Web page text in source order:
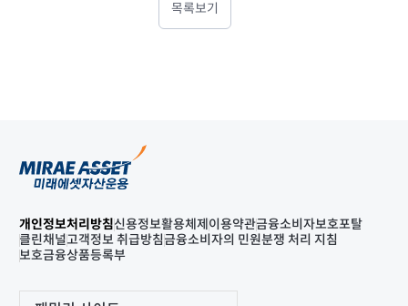
목록보기
개인정보처리방침신용정보활용체제 이용약관금융소비자보호포탈
클린채널고객정보 취급방침금융소비자의 민원분쟁 처리 지침
보호금융상품등록부